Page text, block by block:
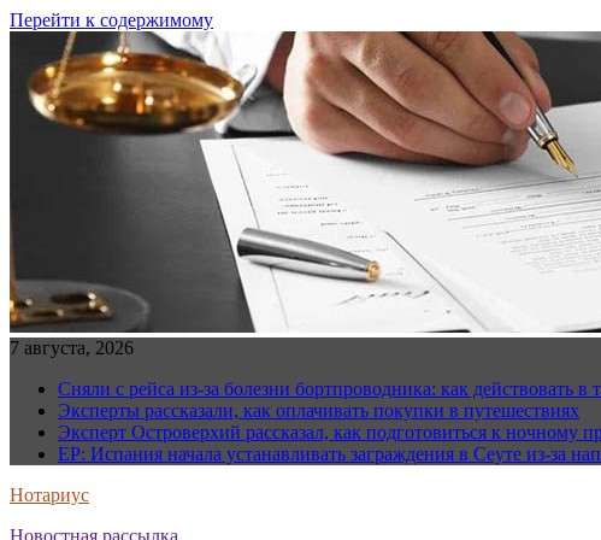
Перейти к содержимому
7 августа, 2026
Сняли с рейса из-за болезни бортпроводника: как действовать в
Эксперты рассказали, как оплачивать покупки в путешествиях
Эксперт Островерхий рассказал, как подготовиться к ночному
EP: Испания начала устанавливать заграждения в Сеуте из-за
Нотариус
Новостная рассылка